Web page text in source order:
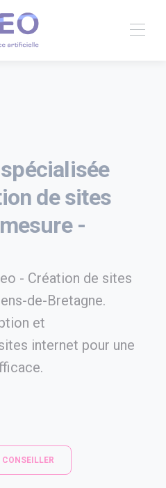
de sites
-
- Création de sites
de-Bretagne.
et
internet pour une